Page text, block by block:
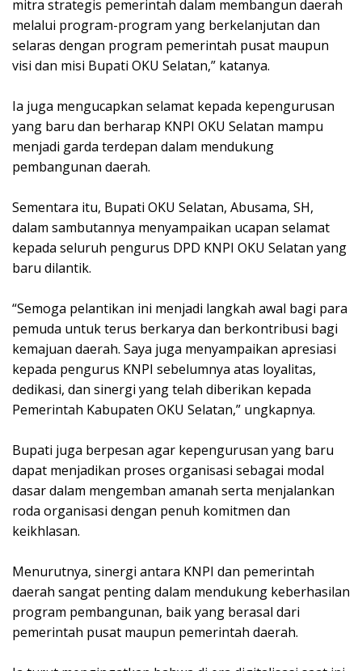
mitra strategis pemerintah dalam membangun daerah
melalui program-program yang berkelanjutan dan
selaras dengan program pemerintah pusat maupun
visi dan misi Bupati OKU Selatan,” katanya.
Ia juga mengucapkan selamat kepada kepengurusan
yang baru dan berharap KNPI OKU Selatan mampu
menjadi garda terdepan dalam mendukung
pembangunan daerah.
Sementara itu, Bupati OKU Selatan, Abusama, SH,
dalam sambutannya menyampaikan ucapan selamat
kepada seluruh pengurus DPD KNPI OKU Selatan yang
baru dilantik.
“Semoga pelantikan ini menjadi langkah awal bagi para
pemuda untuk terus berkarya dan berkontribusi bagi
kemajuan daerah. Saya juga menyampaikan apresiasi
kepada pengurus KNPI sebelumnya atas loyalitas,
dedikasi, dan sinergi yang telah diberikan kepada
Pemerintah Kabupaten OKU Selatan,” ungkapnya.
Bupati juga berpesan agar kepengurusan yang baru
dapat menjadikan proses organisasi sebagai modal
dasar dalam mengemban amanah serta menjalankan
roda organisasi dengan penuh komitmen dan
keikhlasan.
Menurutnya, sinergi antara KNPI dan pemerintah
daerah sangat penting dalam mendukung keberhasilan
program pembangunan, baik yang berasal dari
pemerintah pusat maupun pemerintah daerah.